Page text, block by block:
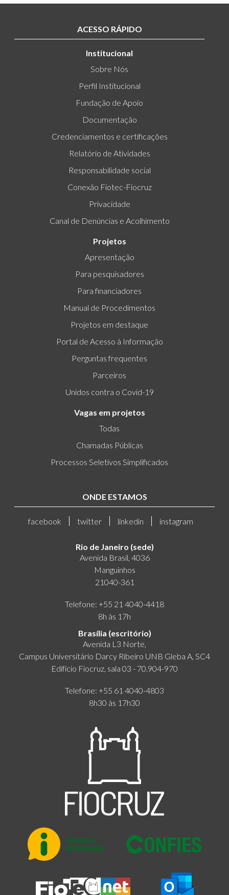
ACESSO RÁPIDO
Institucional
Sobre Nós
Perfil Institucional
Fundação de Apoio
Documentação
Credenciamentos e certificações
Relatório de Atividades
Responsabilidade social
Conexão Fiotec-Fiocruz
Privacidade
Canal de Denúncias e Acolhimento
Projetos
Apresentação
Para pesquisadores
Para financiadores
Manual de Procedimentos
Projetos em destaque
Portal de Acesso à Informação
Perguntas frequentes
Parceiros
Unidos contra o Covid-19
Vagas em projetos
Todas
Chamadas Públicas
Processos Seletivos Simplificados
ONDE ESTAMOS
facebook twitter linkedin instagram
Rio de Janeiro (sede)
Avenida Brasil, 4036
Manguinhos
21040-361
Telefone: +55 21 4040-4418
8h às 17h
Brasília (escritório)
Avenida L3 Norte,
Campus Universitário Darcy Ribeiro UNB Gleba A, SC4
Edifício Fiocruz, sala 03 - 70.904-970
Telefone: +55 61 4040-4803
8h30 às 17h30